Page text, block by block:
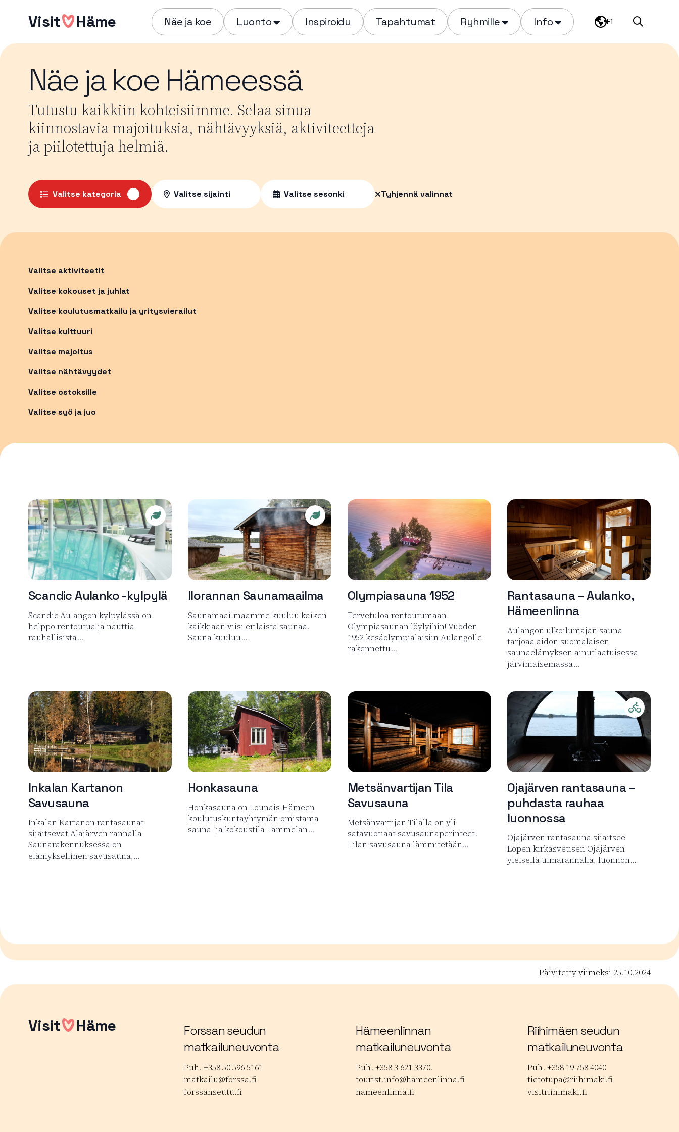
sisältöönVisit Häme Näe ja koe Luonto Inspiroidu Tapahtumat Ryhmille Info Fi Haku
Näe ja koe Hämeessä
Tutustu kaikkiin kohteisiimme. Selaa sinua
kiinnostavia majoituksia, nähtävyyksiä, aktiviteetteja
ja piilotettuja helmiä.
Valitse kategoria Valitse sijainti Valitse sesonki Tyhjennä valinnat
Valitse aktiviteetit
Valitse kokouset ja juhlat
Valitse koulutusmatkailu ja yritysvierailut
Valitse kulttuuri
Valitse majoitus
Valitse nähtävyydet
Valitse ostoksille
Valitse syö ja juo
Sustainable Travel Finland
Scandic Aulanko -kylpylä
Scandic Aulangon kylpylässä on
helppo rentoutua ja nauttia
rauhallisista…
Sustainable Travel Finland
Ilorannan Saunamaailma
Saunamaailmaamme kuuluu kaiken
kaikkiaan viisi erilaista saunaa.
Sauna kuuluu…
Lue lisää tuotteesta Ilorannan Saunamaailma
Olympiasauna 1952
Tervetuloa rentoutumaan
Olympiasaunan löylyihin! Vuoden
1952 kesäolympialaisiin Aulangolle
rakennettu…
Rantasauna – Aulanko,
Hämeenlinna
Aulangon ulkoilumajan sauna
tarjoaa aidon suomalaisen
saunaelämyksen ainutlaatuisessa
järvimaisemassa…
Inkalan Kartanon
Savusauna
Inkalan Kartanon rantasaunat
sijaitsevat Alajärven rannalla
Saunarakennuksessa on
elämyksellinen savusauna,…
Honkasauna
Honkasauna on Lounais-Hämeen
koulutuskuntayhtymän omistama
sauna- ja kokoustila Tammelan…
Metsänvartijan Tila
Savusauna
Metsänvartijan Tilalla on yli
satavuotiaat savusaunaperinteet.
Tilan savusauna lämmitetään…
Lue lisää tuotteesta Metsänvartijan Tila Savusauna
Ojajärven rantasauna –
puhdasta rauhaa
luonnossa
Ojajärven rantasauna sijaitsee
Lopen kirkasvetisen Ojajärven
yleisellä uimarannalla, luonnon…
Päivitetty viimeksi 25.10.2024
Visit Häme
Forssan seudun
matkailuneuvonta
Puh. +358 50 596 5161
matkailu@forssa.fi
forssanseutu.fi
Hämeenlinnan
matkailuneuvonta
Puh. +358 3 621 3370.
tourist.info@hameenlinna.fi
hameenlinna.fi
Riihimäen seudun
matkailuneuvonta
Puh. +358 19 758 4040
tietotupa@riihimaki.fi
visitriihimaki.fi